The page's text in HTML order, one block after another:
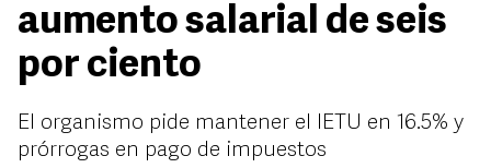
aumento salarial de seis
por ciento
El organismo pide mantener el IETU en 16.5% y
prórrogas en pago de impuestos